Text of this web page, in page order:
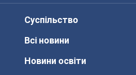
Суспільство
Всі новини
Новини освіти